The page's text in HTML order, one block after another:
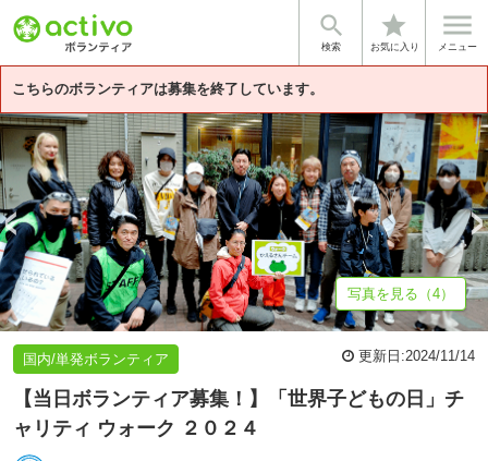

検索
star
お気に入り

メニュー
こちらのボランティアは募集を終了しています。
基本情報 体験談・雰囲気
写真を見る（4）
国内/単発ボランティア 更新日:2024/11/14
【当日ボランティア募集！】「世界子どもの日」チ
ャリティ ウォーク ２０２４